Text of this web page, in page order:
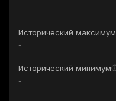
Исторический максимум
-
Исторический минимум
-